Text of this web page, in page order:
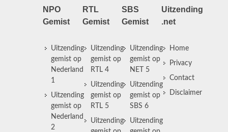
NPO
Gemist
Uitzending
gemist op
Nederland
1
Uitzending
gemist op
Nederland
2
RTL
Gemist
Uitzending
gemist op
RTL 4
Uitzending
gemist op
RTL 5
Uitzending
SBS
Gemist
Uitzending
gemist op
NET 5
Uitzending
gemist op
SBS 6
Uitzending
Uitzending
.net
Home
Privacy
Contact
Disclaimer